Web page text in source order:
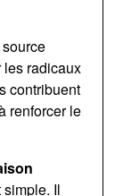
les radicaux
contribuent
renforcer le
Il